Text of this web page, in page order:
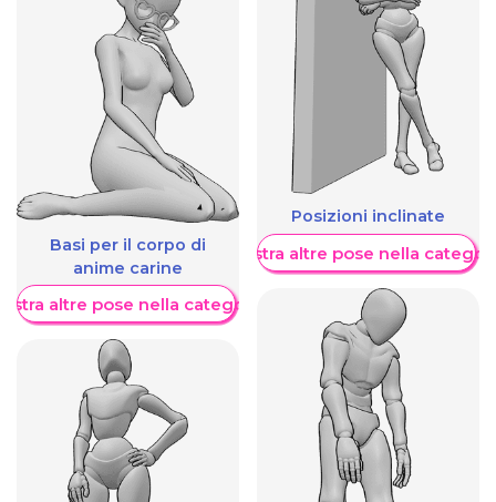
Basi per il corpo di
anime carine
altre pose nella categoria
Posizioni inclinate
Mostra altre pose nella